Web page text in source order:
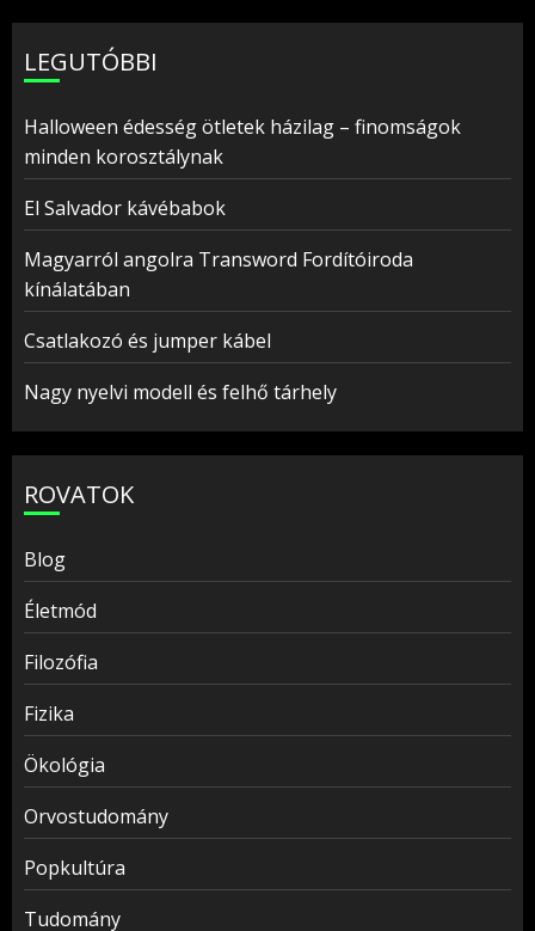
LEGUTÓBBI
Halloween édesség ötletek házilag – finomságok
minden korosztálynak
El Salvador kávébabok
Magyarról angolra Transword Fordítóiroda
kínálatában
Csatlakozó és jumper kábel
Nagy nyelvi modell és felhő tárhely
ROVATOK
Blog
Életmód
Filozófia
Fizika
Ökológia
Orvostudomány
Popkultúra
Tudomány